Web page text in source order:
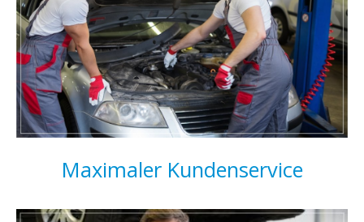
Maximaler Kundenservice